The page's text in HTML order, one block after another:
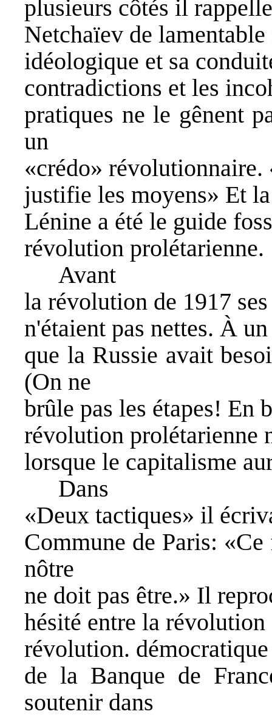
plusieurs côtés il
Netchaïev de
idéologique et sa
contradictions et les
pratiques ne le gênent
un
«crédo»
justifie les moyens» Et
Lénine a été le guide
révolution prolétarienne.
Avant
la révolution de 1917
n'étaient pas nettes. À
que la Russie avait
(On ne
brûle pas les étapes! En
révolution prolétarienne
lorsque le capitalisme
Dans
«Deux tactiques» il
Commune de Paris:
nôtre
ne doit pas être.» Il
hésité entre la
révolution.
de la Banque de
soutenir dans